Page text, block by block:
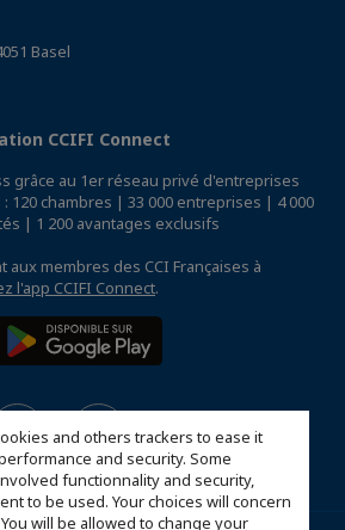
and others trackers to ease it
and security. Some
functionnality and security,
to be used. Your choices will concern
will be allowed to change your
Basel
CCIFI Connect
grâce au 1er réseau privé d'entreprises
120 chambres | 33 000 entreprises | 4 000
| 1 200 avantages exclusifs
membres des CCI Françaises à
l'app CCIFI Connect.